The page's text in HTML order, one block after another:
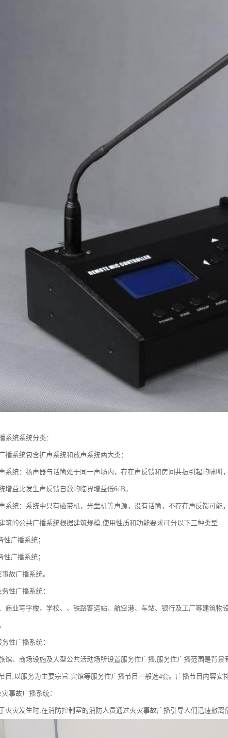
系统系统分类：
播系统包含扩声系统和放声系统两大类：
系统：扬声器与话筒处于同一声场内，存在声反馈和房间共振引起的啸叫
增益比发生声反馈自激的临界增益低6dB。
系统：系统中只有磁带机，光盘机等声源，没有话筒，不存在声反馈可能
筑的公共广播系统根据建筑规模,使用性质和功能要求可分以下三种类型:
性广播系统；
性广播系统；
故广播系统。
务性广播系统：
商业写字楼、学校、、铁路客运站、航空港、车站、银行及工厂等建筑物
务性广播系统：
馆、商场设施及大型公共活动场所设置服务性广播,服务性广播范围是背
目,以服务为主要宗旨.宾馆等服务性广播节目一般选4套。广播节目内容安
灾事故广播系统：
火灾发生时,在消防控制室的消防人员通过火灾事故广播引导人们迅速撤离